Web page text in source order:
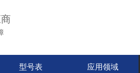
型号表 应用领域